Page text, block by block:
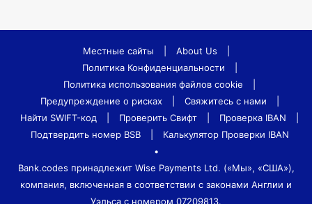
Местные сайты About Us
Политика Конфиденциальности
Политика использования файлов cookie
Предупреждение о рисках
Свяжитесь с нами
Найти SWIFT-код
Проверить Свифт Проверка IBAN
Подтвердить номер BSB
Калькулятор Проверки IBAN
•
Bank.codes принадлежит Wise Payments Ltd. («Мы», «США»),
компания, включенная в соответствии с законами Англии и
Уэльса с номером 07209813.